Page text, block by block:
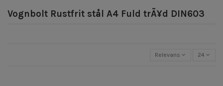
Vognbolt Rustfrit stål A4 Fuld trÃ¥d DIN603
Relevans 24